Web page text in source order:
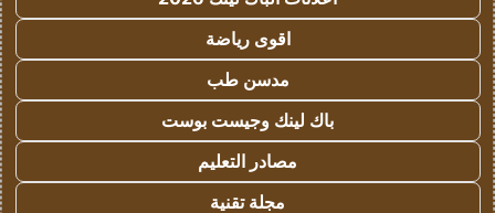
اقوى رياضة
مدسن طب
باك لينك وجيست بوست
مصادر التعليم
مجلة تقنية